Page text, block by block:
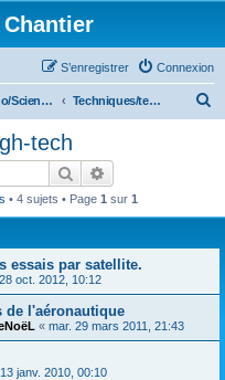
Connexion
S’enregistrer
Techno/Sciences Techniques/technologies/high-tech
r
tech
Rechercher
• 4 sujets • Page 1 sur 1
essais par satellite.
oct. 2012, 10:12
de l'aéronautique
« mar. 29 mars 2011, 21:43
janv. 2010, 00:10